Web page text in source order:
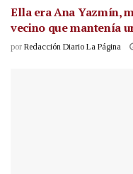
Ella era Ana Yazmín,
vecino que mantenía
por Redacción Diario La Página